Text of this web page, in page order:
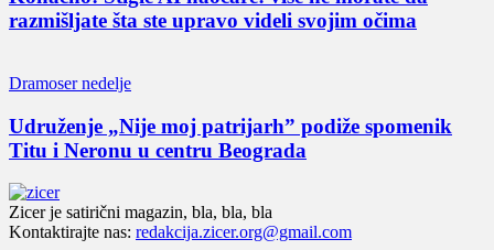
razmišljate šta ste upravo videli svojim očima
Dramoser nedelje
Udruženje „Nije moj patrijarh” podiže spomenik
Titu i Neronu u centru Beograda
Zicer je satirični magazin, bla, bla, bla
Kontaktirajte nas: redakcija.zicer.org@gmail.com